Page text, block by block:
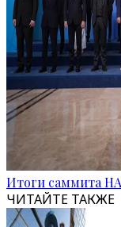
Итоги саммита
ЧИТАЙТЕ ТАКЖЕ